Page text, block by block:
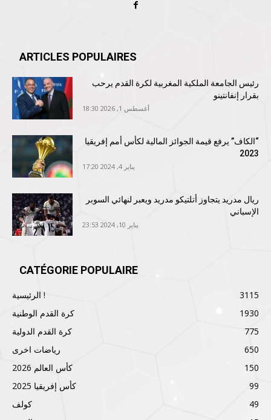
ARTICLES POPULAIRES
رئيس الجامعة الملكية المغربية لكرة القدم يرحب
بقرار إنفانتينو
أغسطس 1, 2026 18:30
“الكاف” يرفع قيمة الجوائز المالية لكأس أمم إفريقيا
2023
يناير 4, 2024 17:20
ريال مدريد يتجاوز أتلتيكو مدريد ويعبر لنهائي السوبر
الإسباني
يناير 10, 2024 23:53
CATÉGORIE POPULAIRE
الرئيسية !
3115
كرة القدم الوطنية
1930
كرة القدم الدولية
775
رياضات اخرى
650
كأس العالم 2026
150
كأس إفريقيا 2025
99
كولف
49